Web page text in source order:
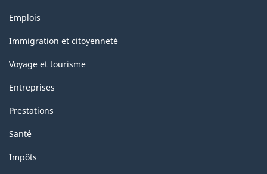
Thèmes
sujets
Emplois
Immigration et citoyenneté
Voyage et tourisme
Entreprises
Prestations
Santé
Impôts